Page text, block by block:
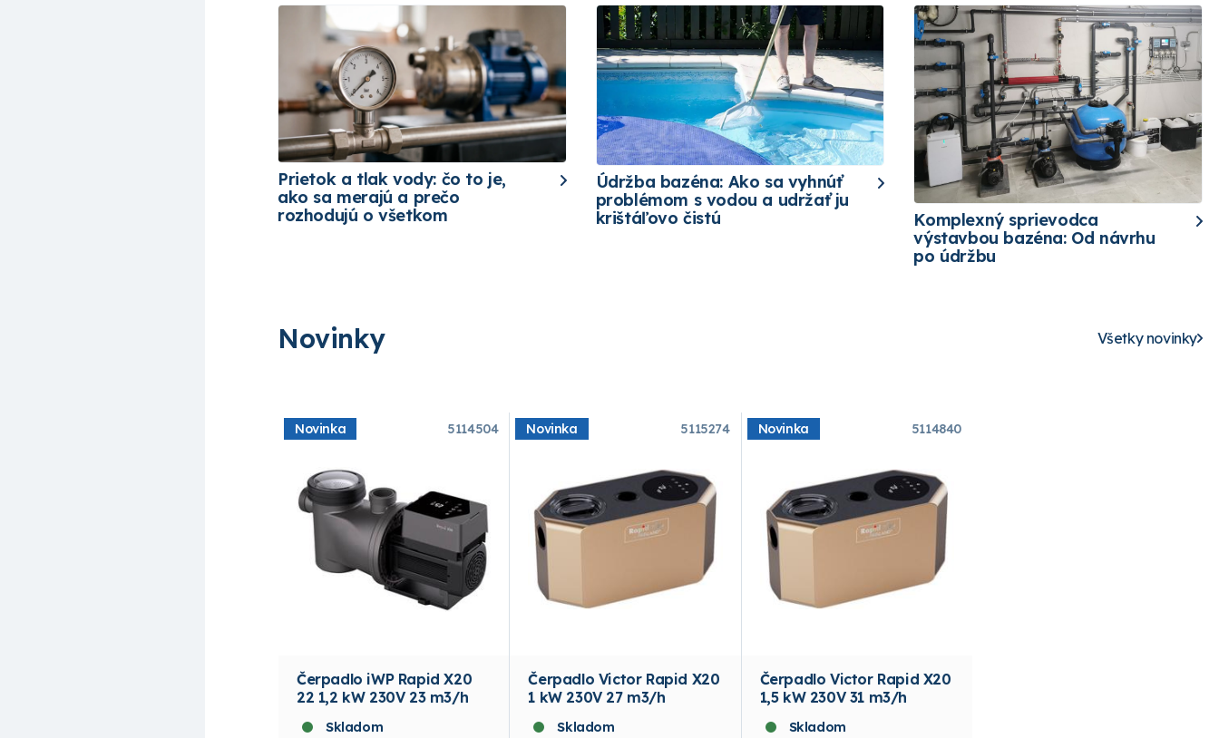
Prietok a tlak vody: čo to je,
ako sa merajú a prečo
rozhodujú o všetkom
Údržba bazéna: Ako sa vyhnúť
problémom s vodou a udržať ju
krištáľovo čistú
Komplexný sprievodca
výstavbou bazéna: Od návrhu
po údržbu
Novinky Všetky novinky
Novinka 5114504
Čerpadlo iWP Rapid X20
22 1,2 kW 230V 23 m3/h
Skladom
Novinka 5115274
Čerpadlo Victor Rapid X20
1 kW 230V 27 m3/h
Skladom
Novinka 5114840
Čerpadlo Victor Rapid X20
1,5 kW 230V 31 m3/h
Skladom